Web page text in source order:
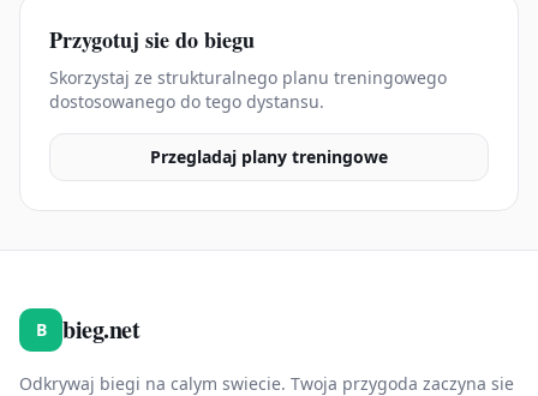
Przygotuj sie do biegu
Skorzystaj ze strukturalnego planu treningowego
dostosowanego do tego dystansu.
Przegladaj plany treningowe
B bieg.net
Odkrywaj biegi na calym swiecie. Twoja przygoda zaczyna sie